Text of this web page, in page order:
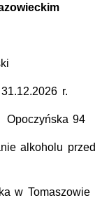
6 r.
Opoczyńska 94
alkoholu przed
w Tomaszowie